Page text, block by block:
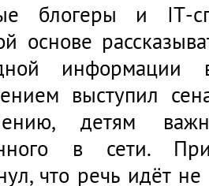
блогеры и IT-
основе
информации
выступил
детям
в сети.
что речь идёт